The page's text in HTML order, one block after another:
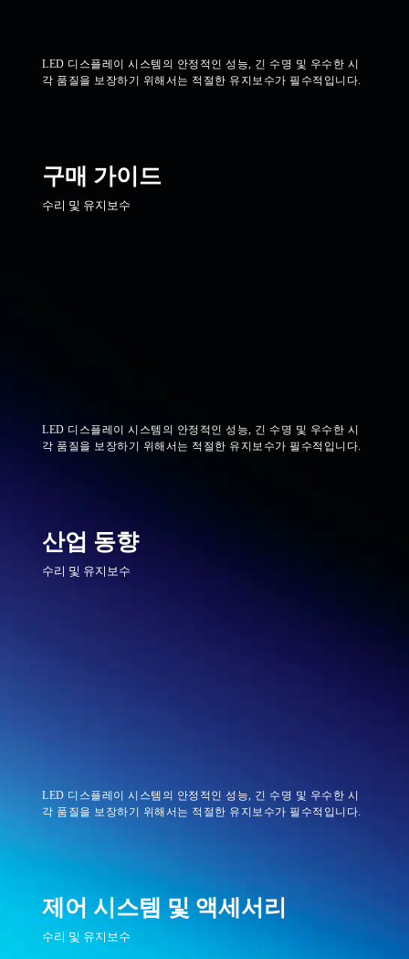
LED 디스플레이 시스템의 안정적인 성능, 긴 수명 및 우수한 시
각 품질을 보장하기 위해서는 적절한 유지보수가 필수적입니다.
구매 가이드
수리 및 유지보수
LED 디스플레이 시스템의 안정적인 성능, 긴 수명 및 우수한 시
각 품질을 보장하기 위해서는 적절한 유지보수가 필수적입니다.
산업 동향
수리 및 유지보수
LED 디스플레이 시스템의 안정적인 성능, 긴 수명 및 우수한 시
각 품질을 보장하기 위해서는 적절한 유지보수가 필수적입니다.
제어 시스템 및 액세서리
수리 및 유지보수